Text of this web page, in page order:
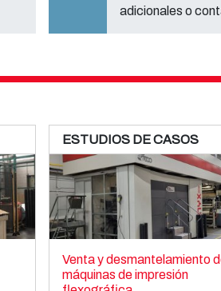
adicionales o
ESTUDIOS DE CASOS
Venta y desmantelamiento
máquinas de impresión